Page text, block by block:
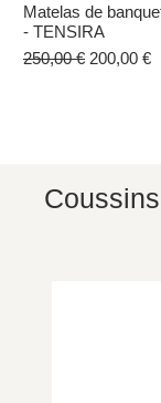
Matelas de
- TENSIRA
Prix original
250,00 € Prix
200,00 €